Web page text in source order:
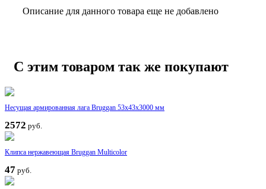
Описание для данного товара еще не добавлено
С этим товаром так же покупают
Несущая армированная лага Bruggan 53х43х3000 мм
2572 руб.
Клипса нержавеющая Bruggan Multicolor
47 руб.